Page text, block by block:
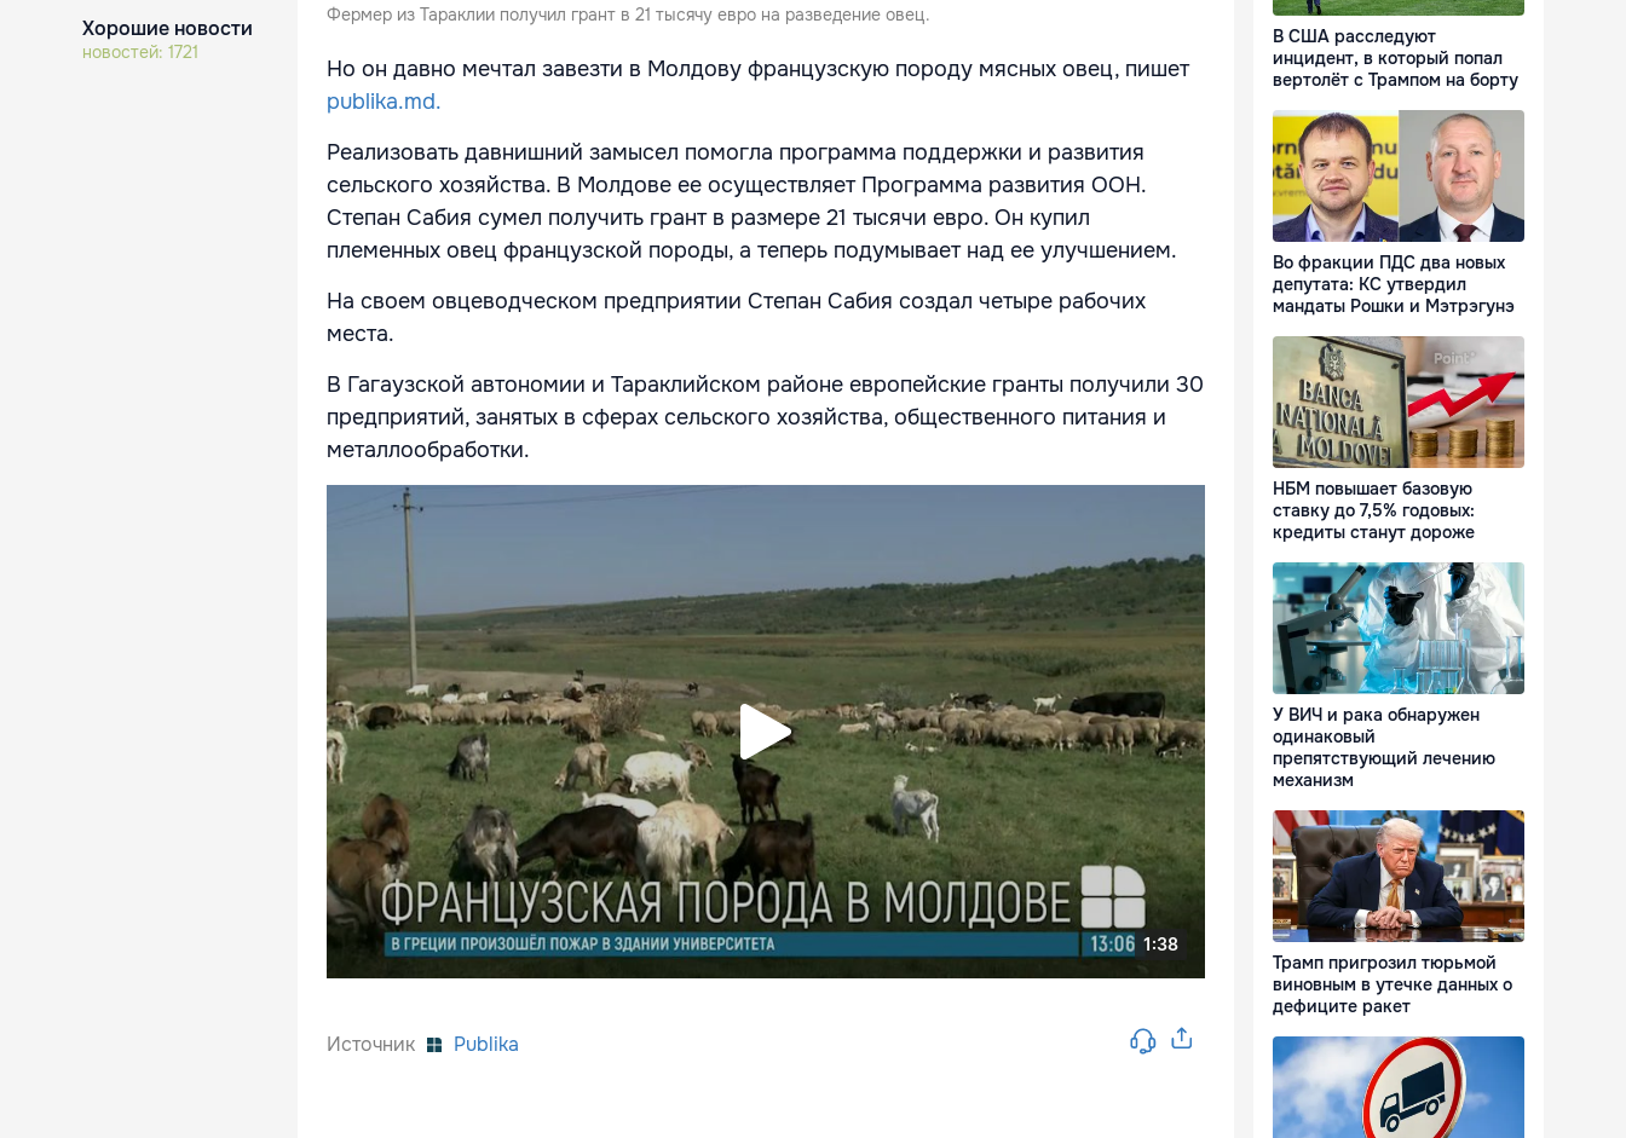
Хорошие новости
новостей: 1721
Фермер из Тараклии получил грант в 21 тысячу евро на разведение овец.
Но он давно мечтал завезти в Молдову французскую породу мясных овец, пишет
publika.md.
Реализовать давнишний замысел помогла программа поддержки и развития
сельского хозяйства. В Молдове ее осуществляет Программа развития ООН.
Степан Сабия сумел получить грант в размере 21 тысячи евро. Он купил
племенных овец французской породы, а теперь подумывает над ее улучшением.
На своем овцеводческом предприятии Степан Сабия создал четыре рабочих
места.
В Гагаузской автономии и Тараклийском районе европейские гранты получили 30
предприятий, занятых в сферах сельского хозяйства, общественного питания и
металлообработки.
Источник Publika
В США расследуют
инцидент, в который попал
вертолёт с Трампом на борту
Во фракции ПДС два новых
депутата: КС утвердил
мандаты Рошки и Мэтрэгунэ
НБМ повышает базовую
ставку до 7,5% годовых:
кредиты станут дороже
У ВИЧ и рака обнаружен
одинаковый
препятствующий лечению
механизм
Трамп пригрозил тюрьмой
виновным в утечке данных о
дефиците ракет